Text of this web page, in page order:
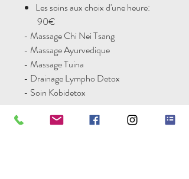
Les soins aux choix d'une heure:
90€
- Massage Chi Nei Tsang
- Massage Ayurvedique
- Massage Tuina ​
- Drainage Lympho Detox
- Soin Kobidetox